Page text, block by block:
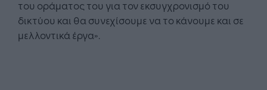
του οράματος του για τον εκσυγχρονισμό του
δικτύου και θα συνεχίσουμε να το κάνουμε και σε
μελλοντικά έργα».